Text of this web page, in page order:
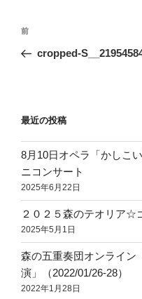
投
ナ
ー
シ
ョ
ン
前
の
前
cropped-
最近の投稿
8月10日オペラ「かしこ
ニコンサート
2025年6月22日
２０２５森のテオリア☆
2025年5月1日
森の五重奏団オンライン
演」（2022/01/26-28）
2022年1月28日